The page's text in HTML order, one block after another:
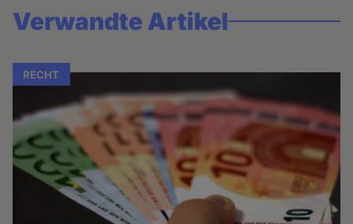
Verwandte Artikel
RECHT